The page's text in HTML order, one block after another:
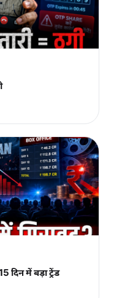
में बड़ा ट्रेंड